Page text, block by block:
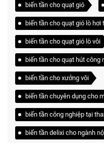
biến tần cho quạt gió
biến tần cho quạt gió lò hơi
biến tần cho quạt gió lò vôi
biến tần cho quạt hút công
biến tần cho xưởng vôi
biến tần chuyên dụng cho
biến tần công nghiệp tại
biến tần delixi cho ngành